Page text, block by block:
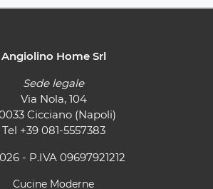
Angiolino Home Srl
Sede legale
Via Nola, 104
Cicciano (Napoli)
Tel +39 081-5557383
- P.IVA 09697921212
Cucine Moderne